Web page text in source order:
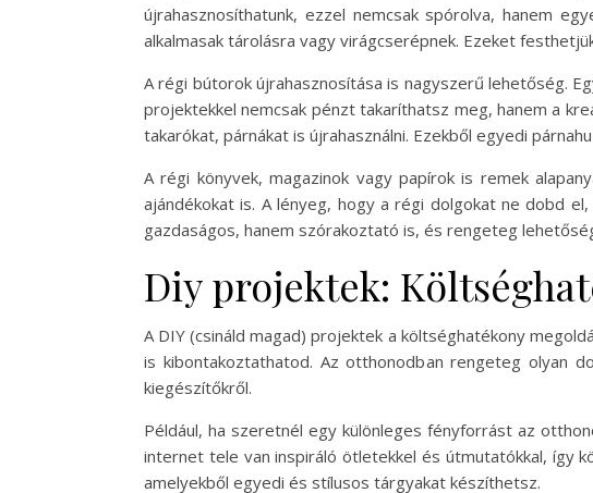
újrahasznosíthatunk, ezzel nemcsak spórolva, hanem
alkalmasak tárolásra vagy virágcserépnek. Ezeket
A régi bútorok újrahasznosítása is nagyszerű lehetőség.
projektekkel nemcsak pénzt takaríthatsz meg, hanem a
takarókat, párnákat is újrahasználni. Ezekből egyedi
A régi könyvek, magazinok vagy papírok is remek
ajándékokat is. A lényeg, hogy a régi dolgokat ne dobd
gazdaságos, hanem szórakoztató is, és rengeteg
Diy projektek:
A DIY (csináld magad) projektek a költséghatékony
is kibontakoztathatod. Az otthonodban rengeteg olyan
kiegészítőkről.
Például, ha szeretnél egy különleges fényforrást az
internet tele van inspiráló ötletekkel és útmutatókkal, így
amelyekből egyedi és stílusos tárgyakat készíthetsz.